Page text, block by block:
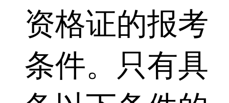
资格证的报考
条件。只有具